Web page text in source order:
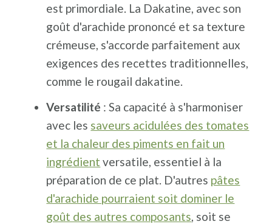
est primordiale. La Dakatine, avec son
goût d'arachide prononcé et sa texture
crémeuse, s'accorde parfaitement aux
exigences des recettes traditionnelles,
comme le rougail dakatine.
Versatilité : Sa capacité à s'harmoniser
avec les saveurs acidulées des tomates
et la chaleur des piments en fait un
ingrédient versatile, essentiel à la
préparation de ce plat. D'autres pâtes
d'arachide pourraient soit dominer le
goût des autres composants, soit se